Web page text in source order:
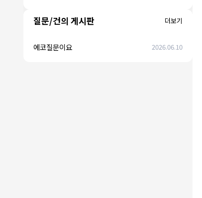
질문/건의 게시판 더보기
에코질문이요 2026.06.10